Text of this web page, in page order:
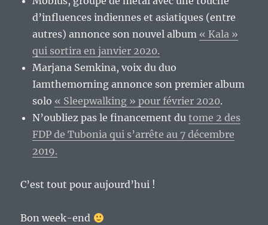
d’influences indiennes et asiatiques (entre
autres) annonce son nouvel album « Kala »
qui sortira en janvier 2020.
Marjana Semkina, voix du duo
Iamthemorning annonce son premier album
solo « Sleepwalking » pour février 2020.
N’oubliez pas le financement dutome 2 des
FDP de Tubonia qui s’arrête au 7 décembre
2019.
C’est tout pour aujourd’hui !
Bon week-end